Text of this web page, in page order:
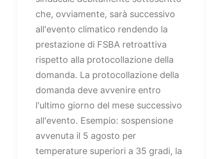
che, ovviamente, sarà successivo
all'evento climatico rendendo la
prestazione di FSBA retroattiva
rispetto alla protocollazione della
domanda. La protocollazione della
domanda deve avvenire entro
l'ultimo giorno del mese successivo
all'evento. Esempio: sospensione
avvenuta il 5 agosto per
temperature superiori a 35 gradi, la